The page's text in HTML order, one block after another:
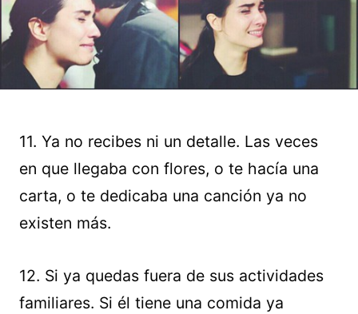
11. Ya no recibes ni un detalle. Las veces
en que llegaba con flores, o te hacía una
carta, o te dedicaba una canción ya no
existen más.
12. Si ya quedas fuera de sus actividades
familiares. Si él tiene una comida ya